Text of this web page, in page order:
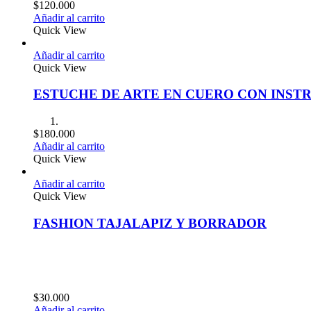
$120.000
Añadir al carrito
Quick View
Añadir al carrito
Quick View
ESTUCHE DE ARTE EN CUERO CON
$180.000
Añadir al carrito
Quick View
Añadir al carrito
Quick View
FASHION TAJALAPIZ Y BORRADOR
$30.000